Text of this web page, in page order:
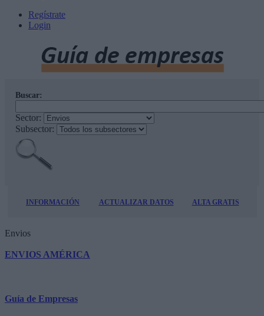
Regístrate
Login
Buscar:
Sector:
Subsector:
INFORMACIÓN ACTUALIZAR DATOS ALTA GRATIS
Envios
ENVIOS AMÉRICA
Guía de Empresas